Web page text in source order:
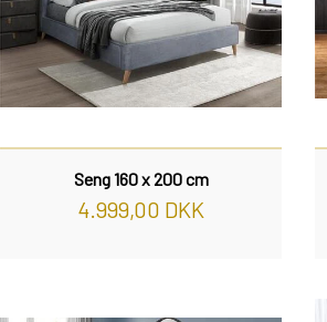
Seng 160 x 200 cm
4.999,00 DKK